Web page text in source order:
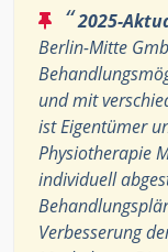
“2025-
Berlin-Mitte
und mit
ist Eigentümer
Physiotherapie
individuell
Verbesserung